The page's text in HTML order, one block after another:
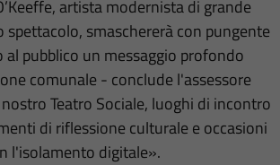
artista modernista di grande
smaschererà con pungente
pubblico un messaggio profondo
comunale - conclude l'assessore
Teatro Sociale, luoghi di incontro
di riflessione culturale e occasioni
l'isolamento digitale».